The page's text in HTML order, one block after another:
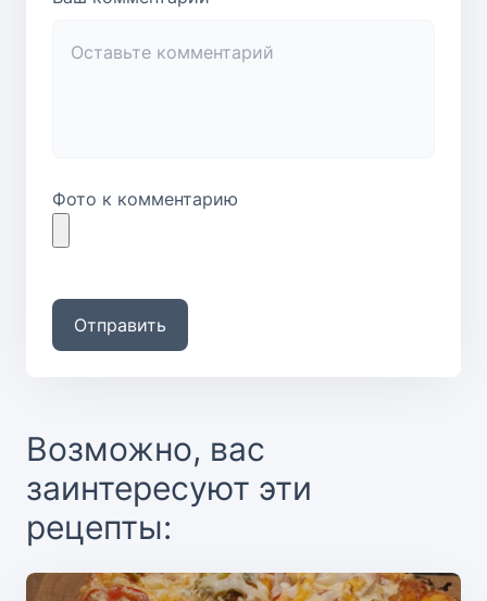
Фото к комментарию
Отправить
Возможно, вас
заинтересуют эти
рецепты: